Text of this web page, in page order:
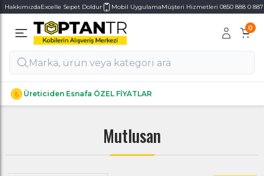
HakkımızdaExcelle Sepet Doldur Mobil UygulamaMüşteri Hizmetleri 0850 888 0 887
0
Üreticiden Esnafa ÖZEL FİYATLAR
Alt Kategoriler
Alt Kategoriler
Mutlusan